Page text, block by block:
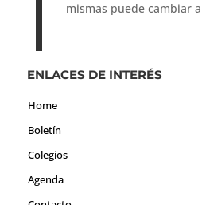
mismas puede cambiar
ENLACES DE INTERÉS
Home
Boletín
Colegios
Agenda